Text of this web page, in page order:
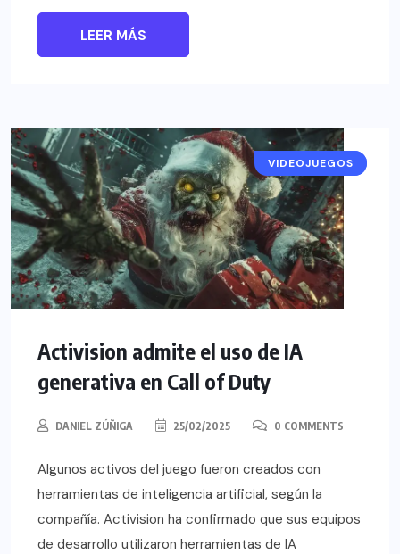
LEER MÁS
NOTICIAS
VIDEOJUEGOS
Activision admite el uso de IA
generativa en Call of Duty
DANIEL ZÚÑIGA 25/02/2025 0 COMMENTS
Algunos activos del juego fueron creados con
herramientas de inteligencia artificial, según la
compañía. Activision ha confirmado que sus equipos
de desarrollo utilizaron herramientas de IA